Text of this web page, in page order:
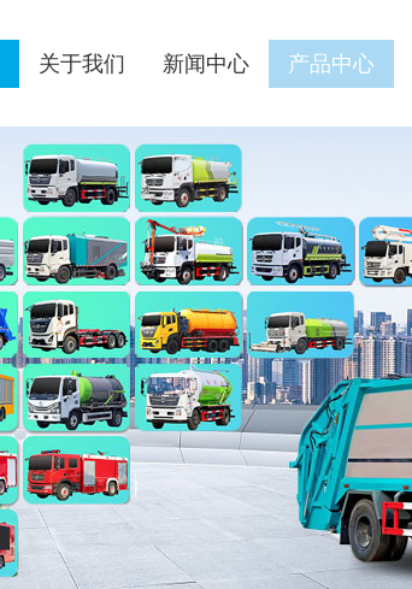
关于我们 新闻中心 产品中心